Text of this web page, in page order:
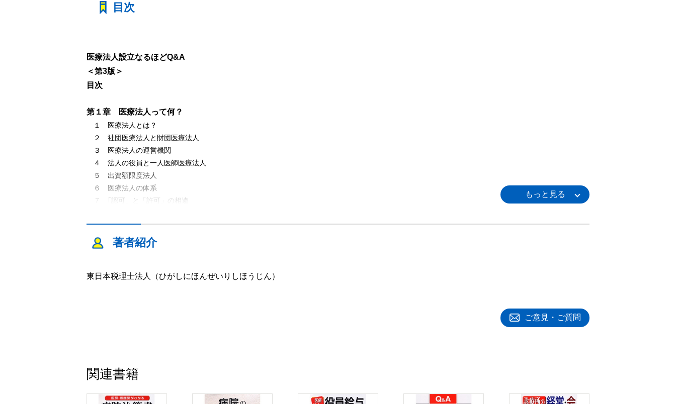
目次
医療法人設立なるほどQ&A
＜第3版＞
目次
第１章 医療法人って何？
１ 医療法人とは？
２ 社団医療法人と財団医療法人
３ 医療法人の運営機関
４ 法人の役員と一人医師医療法人
５ 出資額限度法人
６ 医療法人の体系
７ ｢認可」と「許可」の相違
第２章 医療法人を設立しよう
１ 医療法人のメリット・デメリット
３ 設立認可申請の時期
２ 現預金の出資を少なくするには
３ 法人名と診療所名
４ 医師でない者が理事長になれるか？
著者紹介
東日本税理士法人（ひがしにほんぜいりしほうじん）
ご意見・ご質問
関連書籍